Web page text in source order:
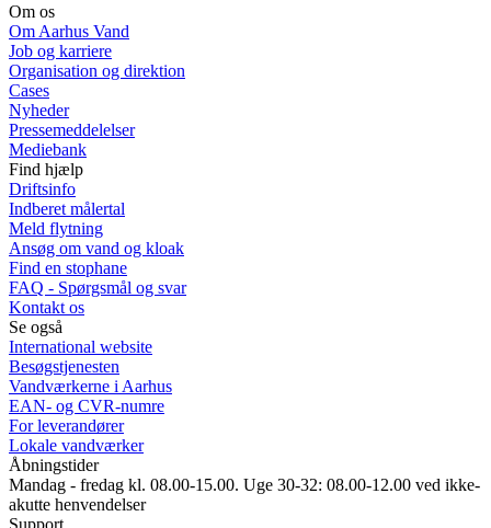
Om os
Om Aarhus Vand
Job og karriere
Organisation og direktion
Cases
Nyheder
Pressemeddelelser
Mediebank
Find hjælp
Driftsinfo
Indberet målertal
Meld flytning
Ansøg om vand og kloak
Find en stophane
FAQ - Spørgsmål og svar
Kontakt os
Se også
International website
Besøgstjenesten
Vandværkerne i Aarhus
EAN- og CVR-numre
For leverandører
Lokale vandværker
Åbningstider
Mandag - fredag kl. 08.00-15.00. Uge 30-32: 08.00-12.00 ved ikke-
akutte henvendelser
Support